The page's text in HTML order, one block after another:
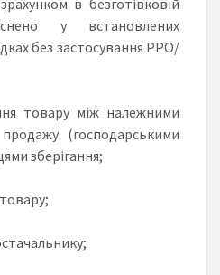
у встановлених
без застосування РРО/
товару між належними
(господарськими
зберігання;